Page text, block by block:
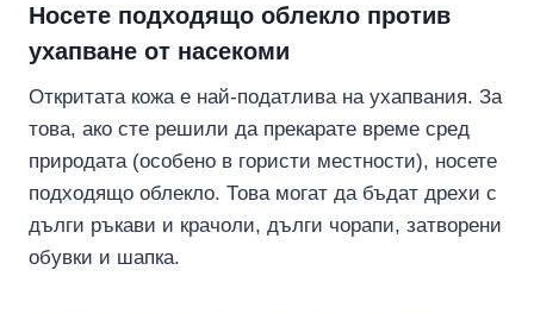
Носете подходящо облекло против
ухапване от насекоми
Откритата кожа е най-податлива на ухапвания. За
това, ако сте решили да прекарате време сред
природата (особено в гористи местности), носете
подходящо облекло. Това могат да бъдат дрехи с
дълги ръкави и крачоли, дълги чорапи, затворени
обувки и шапка.